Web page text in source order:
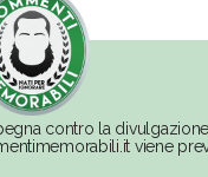
contro la
viene